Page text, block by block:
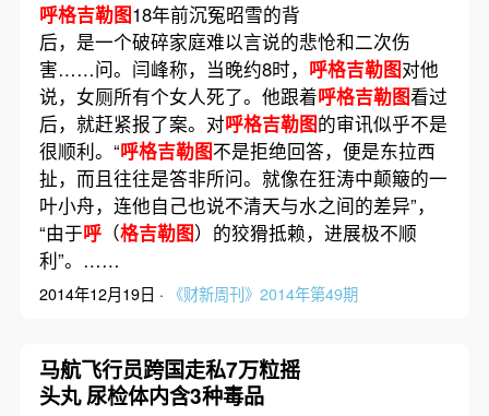
呼格吉勒图18年前沉冤昭雪的背
后，是一个破碎家庭难以言说的悲怆和二次伤
害……问。闫峰称，当晚约8时， 呼格吉勒图对他
说，女厕所有个女人死了。他跟着呼格吉勒图看过
后，就赶紧报了案。对呼格吉勒图的审讯似乎不是
很顺利。“呼格吉勒图不是拒绝回答，便是东拉西
扯，而且往往是答非所问。就像在狂涛中颠簸的一
叶小舟，连他自己也说不清天与水之间的差异”，
“由于呼（格吉勒图）的狡猾抵赖，进展极不顺
利”。……
2014年12月19日 · 《财新周刊》2014年第49期
马航飞行员跨国走私7万粒摇
头丸 尿检体内含3种毒品